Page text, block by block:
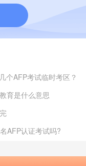
个AFP考试临时考区？
育是什么意思
AFP认证考试吗?